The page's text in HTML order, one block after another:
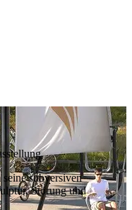
subversiven
Störung und